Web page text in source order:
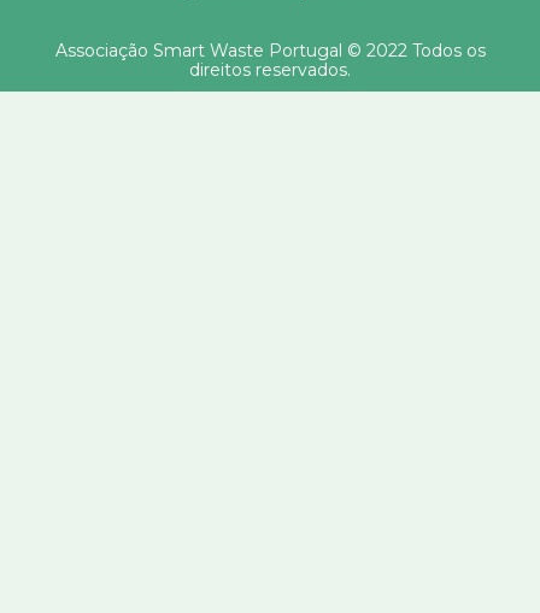
Associação Smart Waste Portugal © 2022 Todos os
direitos reservados.